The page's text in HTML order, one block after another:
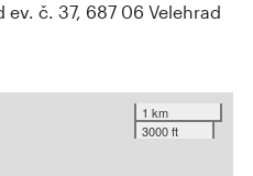
ev. č. 37, 687 06 Velehrad
1 km
3000 ft